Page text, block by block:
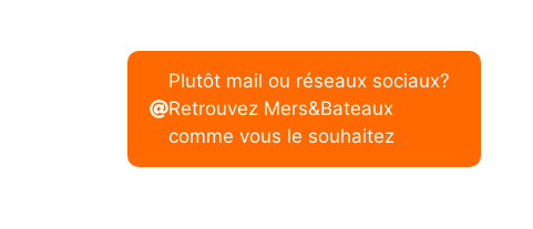
Plutôt mail ou réseaux sociaux?
Retrouvez Mers&Bateaux
comme vous le souhaitez